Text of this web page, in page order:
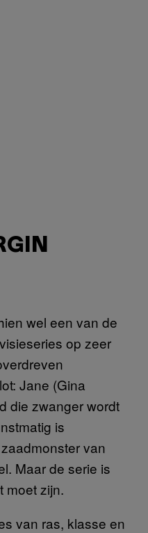
wel een van de
op zeer
Jane (Gina
die zwanger wordt
is
van
Maar de serie is
moet zijn.
van ras, klasse en